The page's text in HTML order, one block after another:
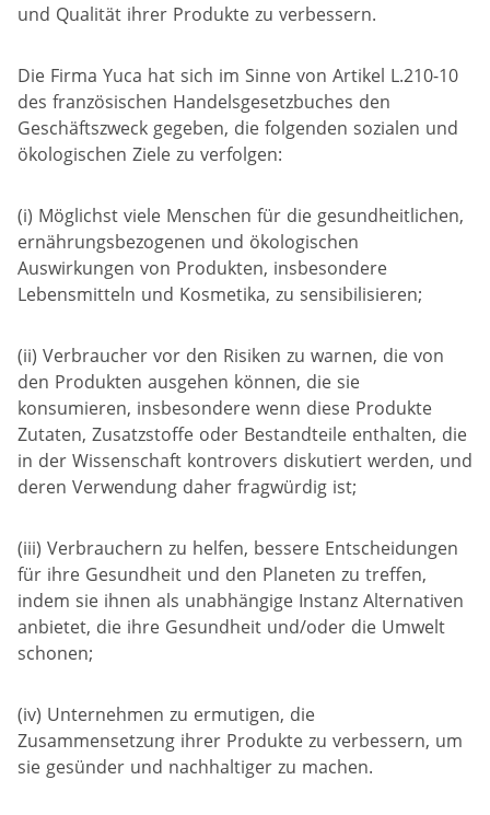
und Qualität ihrer Produkte zu verbessern.
Die Firma Yuca hat sich im Sinne von Artikel L.210-10
des französischen Handelsgesetzbuches den
Geschäftszweck gegeben, die folgenden sozialen und
ökologischen Ziele zu verfolgen:
(i) Möglichst viele Menschen für die gesundheitlichen,
ernährungsbezogenen und ökologischen
Auswirkungen von Produkten, insbesondere
Lebensmitteln und Kosmetika, zu sensibilisieren;
(ii) Verbraucher vor den Risiken zu warnen, die von
den Produkten ausgehen können, die sie
konsumieren, insbesondere wenn diese Produkte
Zutaten, Zusatzstoffe oder Bestandteile enthalten, die
in der Wissenschaft kontrovers diskutiert werden, und
deren Verwendung daher fragwürdig ist;
(iii) Verbrauchern zu helfen, bessere Entscheidungen
für ihre Gesundheit und den Planeten zu treffen,
indem sie ihnen als unabhängige Instanz Alternativen
anbietet, die ihre Gesundheit und/oder die Umwelt
schonen;
(iv) Unternehmen zu ermutigen, die
Zusammensetzung ihrer Produkte zu verbessern, um
sie gesünder und nachhaltiger zu machen.